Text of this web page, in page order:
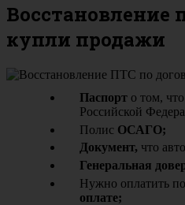
Восстановление
купли продажи
Паспорто том, что
Российской
Полис ОСАГО;
Документ, что
Генеральная
Нужно оплатить
оплате;